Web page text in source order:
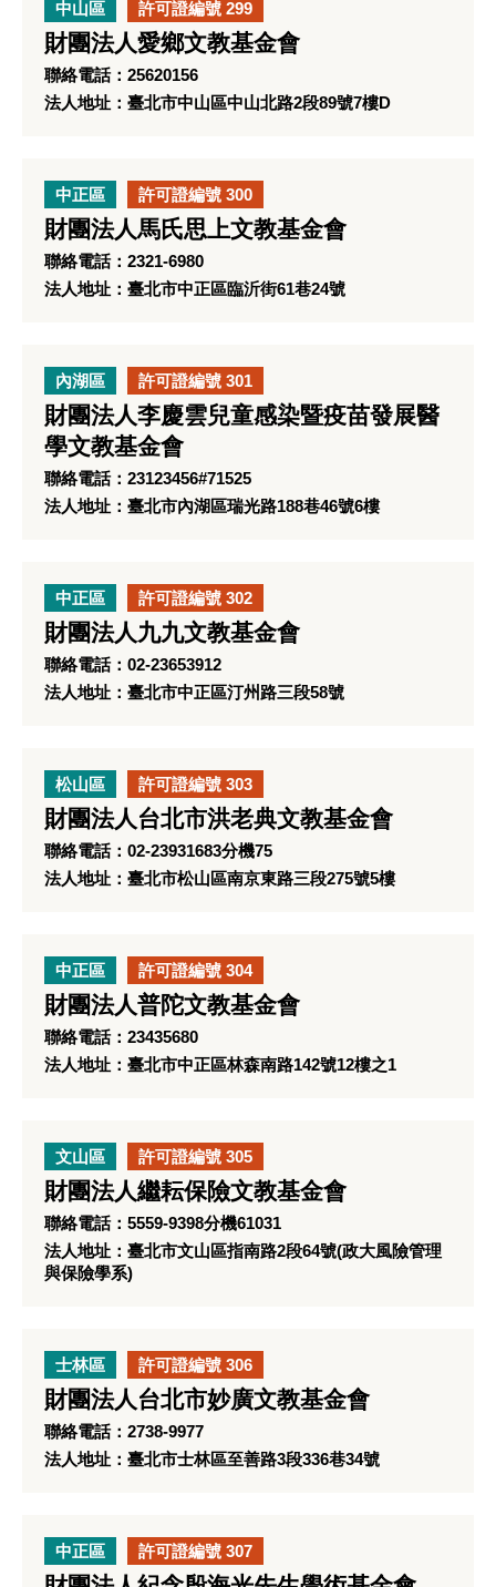
中山區 許可證編號 299
財團法人愛鄉文教基金會
聯絡電話：25620156
法人地址：臺北市中山區中山北路2段89號7樓D
中正區 許可證編號 300
財團法人馬氏思上文教基金會
聯絡電話：2321-6980
法人地址：臺北市中正區臨沂街61巷24號
內湖區 許可證編號 301
財團法人李慶雲兒童感染暨疫苗發展醫
學文教基金會
聯絡電話：23123456#71525
法人地址：臺北市內湖區瑞光路188巷46號6樓
中正區 許可證編號 302
財團法人九九文教基金會
聯絡電話：02-23653912
法人地址：臺北市中正區汀州路三段58號
松山區 許可證編號 303
財團法人台北市洪老典文教基金會
聯絡電話：02-23931683分機75
法人地址：臺北市松山區南京東路三段275號5樓
中正區 許可證編號 304
財團法人普陀文教基金會
聯絡電話：23435680
法人地址：臺北市中正區林森南路142號12樓之1
文山區 許可證編號 305
財團法人繼耘保險文教基金會
聯絡電話：5559-9398分機61031
法人地址：臺北市文山區指南路2段64號(政大風險管理
與保險學系)
士林區 許可證編號 306
財團法人台北市妙廣文教基金會
聯絡電話：2738-9977
法人地址：臺北市士林區至善路3段336巷34號
中正區 許可證編號 307